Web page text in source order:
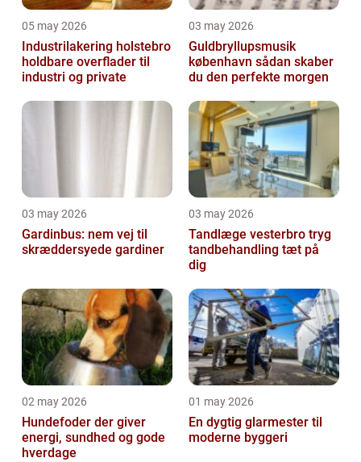
05 may 2026
Industrilakering holstebro
holdbare overflader til
industri og private
03 may 2026
Guldbryllupsmusik
københavn sådan skaber
du den perfekte morgen
03 may 2026
Gardinbus: nem vej til
skræddersyede gardiner
03 may 2026
Tandlæge vesterbro tryg
tandbehandling tæt på
dig
02 may 2026
Hundefoder der giver
energi, sundhed og gode
hverdage
01 may 2026
En dygtig glarmester til
moderne byggeri